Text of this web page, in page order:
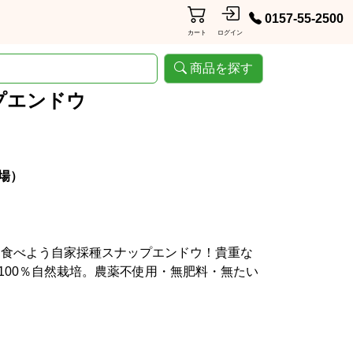
カート ログイン
0157-55-2500
商品を探す
エンドウ
）
べよう自家採種スナップエンドウ！貴重な
％自然栽培。農薬不使用・無肥料・無たい